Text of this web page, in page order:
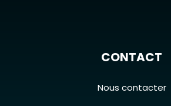
CONTACT
Nous contacter